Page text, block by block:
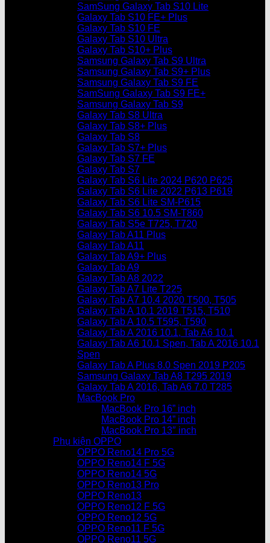
SamSung Galaxy Tab S10 Lite
Galaxy Tab S10 FE+ Plus
Galaxy Tab S10 FE
Galaxy Tab S10 Ultra
Galaxy Tab S10+ Plus
Samsung Galaxy Tab S9 Ultra
Samsung Galaxy Tab S9+ Plus
Samsung Galaxy Tab S9 FE
SamSung Galaxy Tab S9 FE+
Samsung Galaxy Tab S9
Galaxy Tab S8 Ultra
Galaxy Tab S8+ Plus
Galaxy Tab S8
Galaxy Tab S7+ Plus
Galaxy Tab S7 FE
Galaxy Tab S7
Galaxy Tab S6 Lite 2024 P620 P625
Galaxy Tab S6 Lite 2022 P613 P619
Galaxy Tab S6 Lite SM-P615
Galaxy Tab S6 10.5 SM-T860
Galaxy Tab S5e T725, T720
Galaxy Tab A11 Plus
Galaxy Tab A11
Galaxy Tab A9+ Plus
Galaxy Tab A9
Galaxy Tab A8 2022
Galaxy Tab A7 Lite T225
Galaxy Tab A7 10.4 2020 T500, T505
Galaxy Tab A 10.1 2019 T515, T510
Galaxy Tab A 10.5 T595, T590
Galaxy Tab A 2016 10.1, Tab A6 10.1
Galaxy Tab A6 10.1 Spen, Tab A 2016 10.1
Spen
Galaxy Tab A Plus 8.0 Spen 2019 P205
Samsung Galaxy Tab A8 T295 2019
Galaxy Tab A 2016, Tab A6 7.0 T285
MacBook Pro
MacBook Pro 16” inch
MacBook Pro 14” inch
MacBook Pro 13″ inch
Phụ kiện OPPO
OPPO Reno14 Pro 5G
OPPO Reno14 F 5G
OPPO Reno14 5G
OPPO Reno13 Pro
OPPO Reno13
OPPO Reno12 F 5G
OPPO Reno12 5G
OPPO Reno11 F 5G
OPPO Reno11 5G